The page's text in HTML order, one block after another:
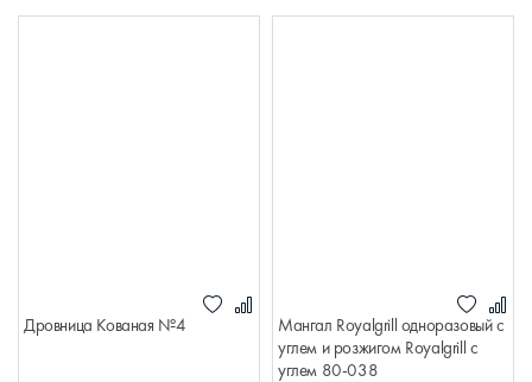
Дровница Кованая №4
Мангал Royalgrill одноразовый с
углем и розжигом Royalgrill с
углем 80-038